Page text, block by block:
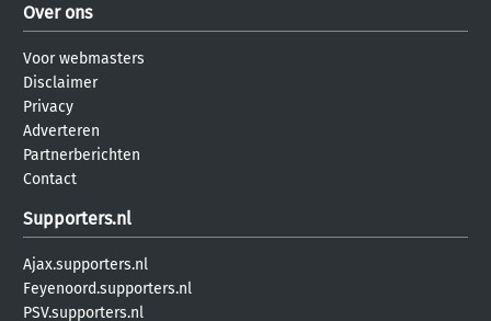
Over ons
Voor webmasters
Disclaimer
Privacy
Adverteren
Partnerberichten
Contact
Supporters.nl
Ajax.supporters.nl
Feyenoord.supporters.nl
PSV.supporters.nl